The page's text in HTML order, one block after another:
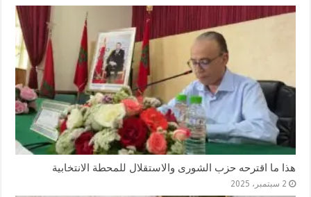
هذا ما اقترحه حزب الشورى والاستقلال للمحطة الانتخابية
2 سبتمبر، 2025